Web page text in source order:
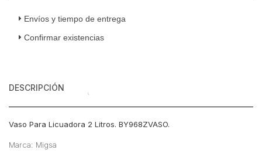
Envíos y tiempo de entrega
Confirmar existencias
DESCRIPCIÓN
Vaso Para Licuadora 2 Litros. BY968ZVASO.
Marca: Migsa